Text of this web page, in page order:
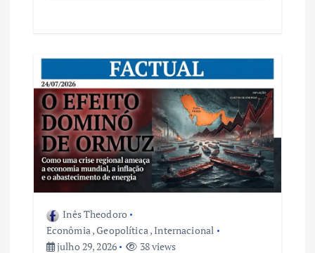
Inês Theodoro
Econômia,Geopolítica,Internacional
julho 29, 2026
38 views